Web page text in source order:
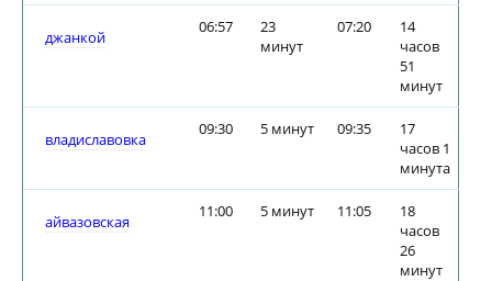
джанкой
06:57
23
минут
07:20
14
часов
51
минут
владиславовка
09:30 5 минут 09:35
17
часов 1
минута
айвазовская
11:00 5 минут 11:05
18
часов
26
минут